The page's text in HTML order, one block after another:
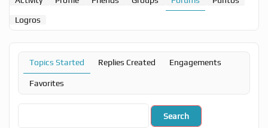
Logros
Topics Started Replies Created Engagements
Favorites